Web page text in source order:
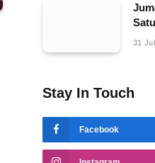
31
Stay In Touch
Facebook